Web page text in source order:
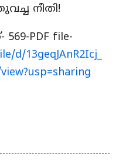
നീതി!
PDF file-
d/13geqJAnR2Icj_